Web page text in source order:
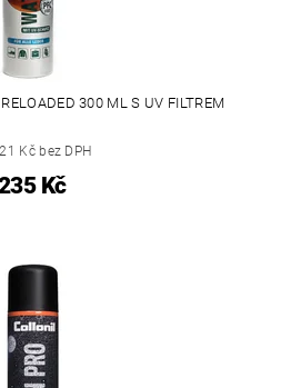
300 ML S UV FILTREM
Kč bez DPH
Kč